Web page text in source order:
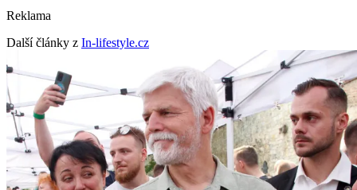
Reklama
Další články z In-lifestyle.cz